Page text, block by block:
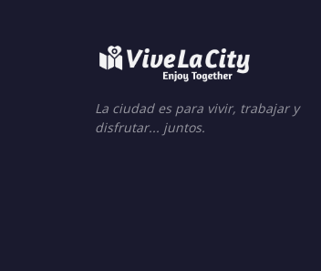
La ciudad es para vivir, trabajar y
disfrutar... juntos.